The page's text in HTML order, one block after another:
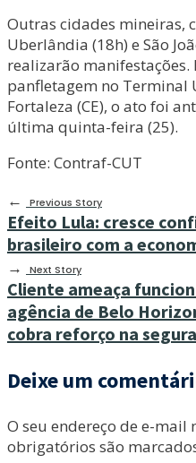
Outras cidades mineiras,
Uberlândia (18h) e São
realizarão manifestações.
panfletagem no Terminal
Fortaleza (CE), o ato foi
última quinta-feira (25).
Fonte: Contraf-CUT
←
Previous Story
Efeito Lula: cresce
brasileiro com a
→ Next Story
Cliente ameaça
agência de Belo
cobra reforço na
Deixe um
O seu endereço de e-mail
obrigatórios são